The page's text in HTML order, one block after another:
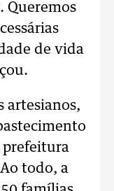
Queremos
de vida
artesianos,
prefeitura
todo, a